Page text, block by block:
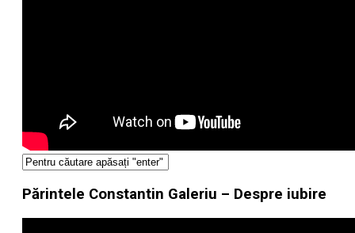
Părintele Constantin Galeriu – Despre iubire